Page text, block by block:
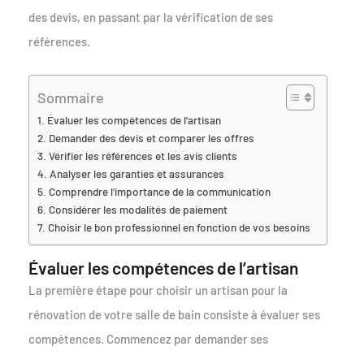
des devis, en passant par la vérification de ses
références.
Sommaire
Évaluer les compétences de l’artisan
Demander des devis et comparer les offres
Vérifier les références et les avis clients
Analyser les garanties et assurances
Comprendre l’importance de la communication
Considérer les modalités de paiement
Choisir le bon professionnel en fonction de vos besoins
Évaluer les compétences de l’artisan
La première étape pour choisir un artisan pour la
rénovation de votre salle de bain consiste à évaluer ses
compétences. Commencez par demander ses